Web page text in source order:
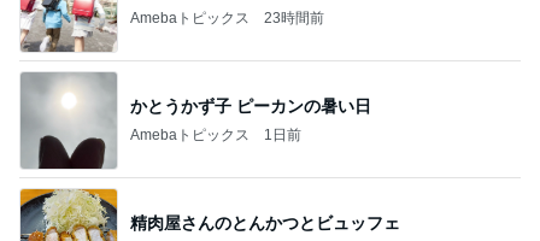
Amebaトピックス 23時間前
かとうかず子 ピーカンの暑い日
Amebaトピックス 1日前
精肉屋さんのとんかつとビュッフェ